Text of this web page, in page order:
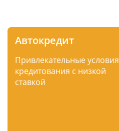
Автокредит
Привлекательные условия
кредитования с низкой
ставкой